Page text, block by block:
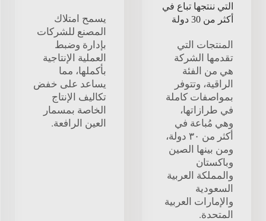
التي ننتجها تباع في
أكثر من 30 دولة
المنتجات التي
تقدمها الشركة
هي من الفئة
الراقية، وتتوفر
بمواصفات كاملة
في طرازاتها،
وهي مُباعة في
أكثر من ٣٠ دولة،
ومن بينها الصين
وباكستان
والمملكة العربية
السعودية
والإمارات العربية
المتحدة.
يسمح امتلاك
المصنع للشركات
بإدارة وضبط
العملية الإنتاجية
بأكملها، مما
يساعد على خفض
تكاليف الإنتاج
الخاصة بمسمار
العين الرافعة.